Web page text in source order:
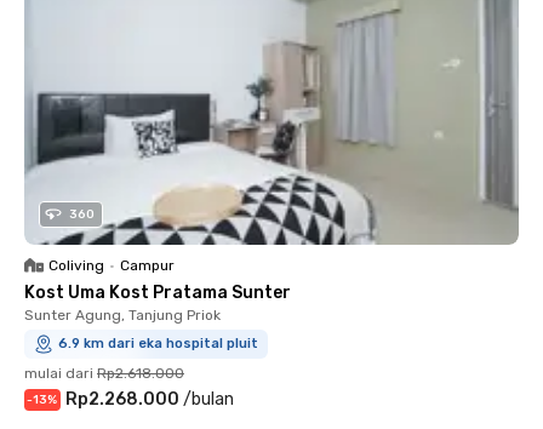
360
Coliving • Campur
Kost Uma Kost Pratama Sunter
Sunter Agung, Tanjung Priok
6.9 km dari eka hospital pluit
mulai dari Rp2.618.000
-13% Rp2.268.000 /bulan